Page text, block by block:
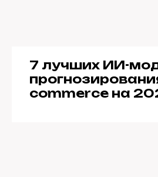
7 лучших ИИ-
commerce на